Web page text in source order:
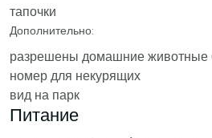
тапочки
Дополнительно:
разрешены домашние животные
номер для некурящих
вид на парк
Питание